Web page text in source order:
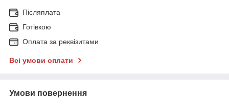
Післяплата
Готівкою
Оплата за реквізитами
Всі умови оплати
Умови повернення